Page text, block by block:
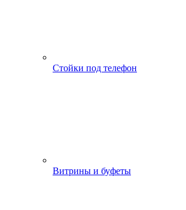
Стойки под телефон
Витрины и буфеты